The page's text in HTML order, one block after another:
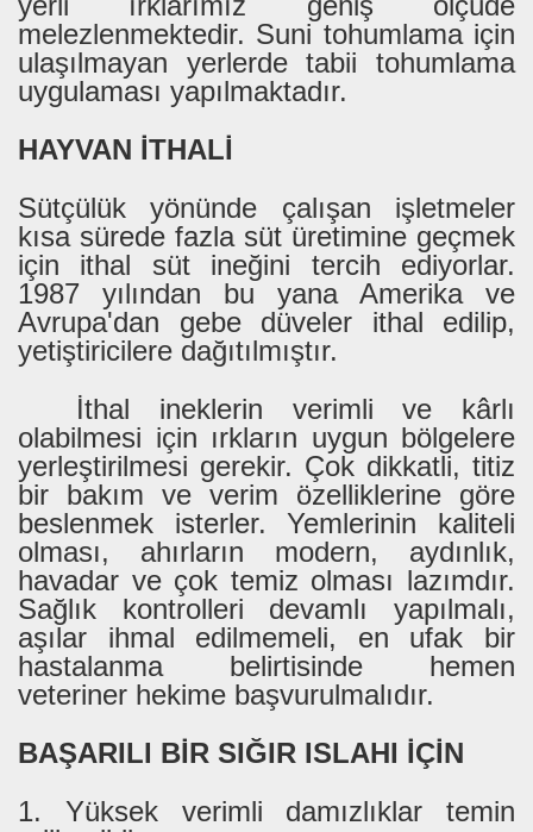
melezlenmektedir. Suni tohumlama için
ulaşılmayan yerlerde tabii tohumlama
uygulaması yapılmaktadır.
HAYVAN İTHALİ
Sütçülük yönünde çalışan işletmeler
kısa sürede fazla süt üretimine geçmek
için ithal süt ineğini tercih ediyorlar.
1987 yılından bu yana Amerika ve
Avrupa'dan gebe düveler ithal edilip,
yetiştiricilere dağıtılmıştır.
İthal ineklerin verimli ve kârlı
olabilmesi için ırkların uygun bölgelere
yerleştirilmesi gerekir. Çok dikkatli, titiz
bir bakım ve verim özelliklerine göre
beslenmek isterler. Yemlerinin kaliteli
olması, ahırların modern, aydınlık,
havadar ve çok temiz olması lazımdır.
Sağlık kontrolleri devamlı yapılmalı,
aşılar ihmal edilmemeli, en ufak bir
hastalanma belirtisinde hemen
veteriner hekime başvurulmalıdır.
BAŞARILI BİR SIĞIR ISLAHI İÇİN
1. Yüksek verimli damızlıklar temin